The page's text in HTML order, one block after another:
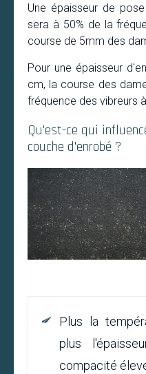
Une épaisseur de
sera à 50% de la
course de 5mm des
Pour une épaisseur
cm, la course des
fréquence des vibreurs
Qu'est-ce qui
couche d'enrobé ?
Plus la
plus
compacité